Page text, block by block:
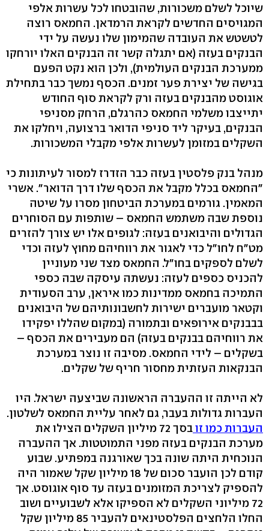
שיוכל לשלם משכורות, שהובטחו לכל עשרות אלפי
המגויסים החדשים לקראת הרמדאן. החמאס רוצה
לטשטש את העובדה שהמימון שלו נעשה על ידי
הבנקים בעזה (אם יתגלה קשר זה הבנקים האלו יורחקו
ממערכת הבנקים העולמית), ולכן הוא נקט הפעם
בגישה של יצירת פער זמנים. הכסף נמשך כבר בתחילת
אוגוסט מהבנקים בעזה ורק לקראת סוף החודש
יתייצבו משלמי החמאס כהרגלם, הרחק מסניפי
הבנקים, בעיקר ליד סניפי הדואר ברצועה, ויחלקו את
השקלים במזומן לעשרות אלפי מקבלי המשכורות.
מנהל בנק פלסטין בעזה כבר הזדרז למסור לעיתונות כי
"החמאס בכלל מקבל את הכסף שלו דרך הדואר". אשרי
המאמין. גורמים במערכת הביטחון מסרו על שיטה
נוספת שבה משתמש החמאס – שותפות עם הסוחרים
הגדולים והיבואנים בעזה: לגופים אלו יש צורך להזרים
מט"ח לחו"ל כדי לאגור את רווחיהם מחוץ לעזה וכדי
לשלם לספקים בחו"ל. החמאס מצד שני מעוניין
להכניס כספים לעזה: נעשתה עיסקה שבה כספי
התמיכה בחמאס ממדינות כמו איראן, ערב הסעודית
וקטאר מועברים ישירות לחשבונותיהם של היבואנים
בבבנקים אירופאים ובתמורה (במקום שהללו יפקידו
את רווחיהם בבנקים בעזה) הם מעבירים את הכסף –
בשקלים – לידי החמאס. מסיבה זו נוצר במערכת
הבנקאות העזתית מחסור חריף של שקלים.
לא הייתה זו ההעברה הראשונה שביצעה ישראל. היו
העברות גדולות בעבר, גם לאחר עליית החמאס לשלטון.
העברות כמו זו
בסך 72 מיליון השקלים הצילו את
מערכת הבנקים בעזה מפני התמוטטות. אך ההעברה
הנוכחית היתה שונה בכך שאורגנה במפתיע. שבוע
קודם לכן הועבר סכום של 18 מיליון שקל שאמור היה
להספיק לצריכת המזומנים בעזה עד סוף אוגוסט. אך
72 מיליוני השקלים לא הספיקו אלא לשבועיים ושוב
החלו הלחצים הפלסטינאים להעביר 85 מיליון שקל